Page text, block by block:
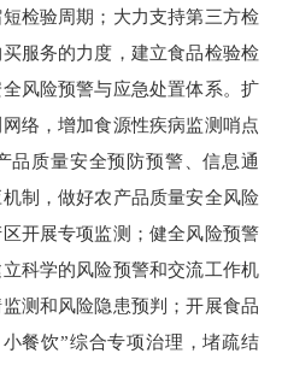
检验周期；大力支持第三方检
服务的力度，建立食品检验检
风险预警与应急处置体系。扩
络，增加食源性疾病监测哨点
品质量安全预防预警、信息通
制，做好农产品质量安全风险
开展专项监测；健全风险预警
科学的风险预警和交流工作机
测和风险隐患预判；开展食品
餐饮”综合专项治理，堵疏结